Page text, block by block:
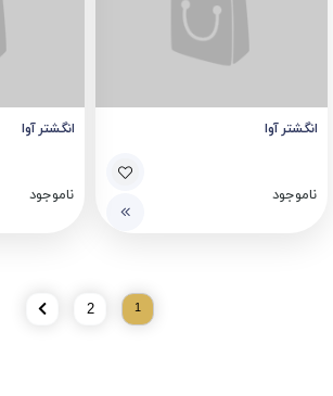
انگشتر آوا
ناموجود
انگشتر آوا
ناموجود
1
2